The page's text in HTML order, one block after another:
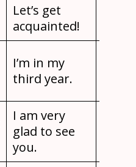
Let’s get
acquainted!
I’m in my
third year.
I am very
glad to see
you.